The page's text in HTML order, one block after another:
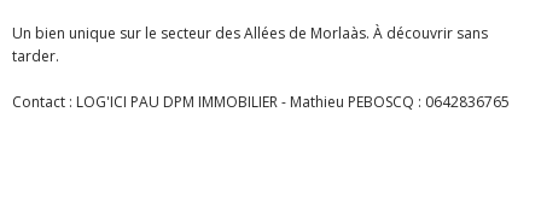
Un bien unique sur le secteur des Allées de Morlaàs. À découvrir sans
tarder.
Contact : LOG'ICI PAU DPM IMMOBILIER - Mathieu PEBOSCQ : 0642836765